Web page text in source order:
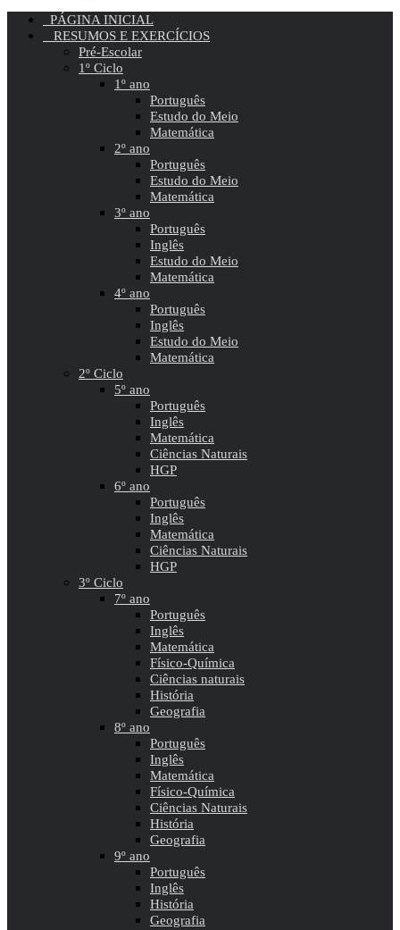
PÁGINA INICIAL
RESUMOS E EXERCÍCIOS
Pré-Escolar
1º Ciclo
1º ano
Português
Estudo do Meio
Matemática
2º ano
Português
Estudo do Meio
Matemática
3º ano
Português
Inglês
Estudo do Meio
Matemática
4º ano
Português
Inglês
Estudo do Meio
Matemática
2º Ciclo
5º ano
Português
Inglês
Matemática
Ciências Naturais
HGP
6º ano
Português
Inglês
Matemática
Ciências Naturais
HGP
3º Ciclo
7º ano
Português
Inglês
Matemática
Físico-Química
Ciências naturais
História
Geografia
8º ano
Português
Inglês
Matemática
Físico-Química
Ciências Naturais
História
Geografia
9º ano
Português
Inglês
História
Geografia